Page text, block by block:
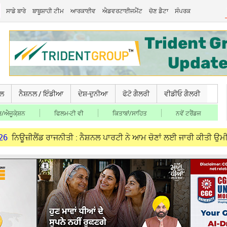
ਸਾਡੇ ਬਾਰੇ ਬਾਬੂਸ਼ਾਹੀ ਟੀਮ ਆਰਕਾਈਵ ਐਡਵਰਟਾਈਜਮੈਂਟ ਚੋਣ ਡੈਟਾ ਸੰਪਰਕ
ਨੈਸ਼ਨਲ / ਇੰਡੀਆ ਦੇਸ਼-ਦੁਨੀਆ ਫੋਟੋ ਗੈਲਰੀ ਵੀਡੀਓ ਗੈਲਰੀ
ਐਜੂਕੇ਼ਸ਼ਨ ਫਿਲਮ-ਟੀ ਵੀ ਕਿਤਾਬਾਂ/ਸਾਹਿਤ ਨਵੇਂ ਟਰੈਂਡਜ
ਰਾਜਨੀਤੀ : ਨੈਸ਼ਨਲ ਪਾਰਟੀ ਨੇ ਆਮ ਚੋਣਾਂ ਲਈ ਜਾਰੀ ਕੀਤੀ ਉਮੀਦਵਾਰਾਂ ਦੀ